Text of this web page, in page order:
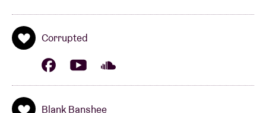
Corrupted
Blank Banshee